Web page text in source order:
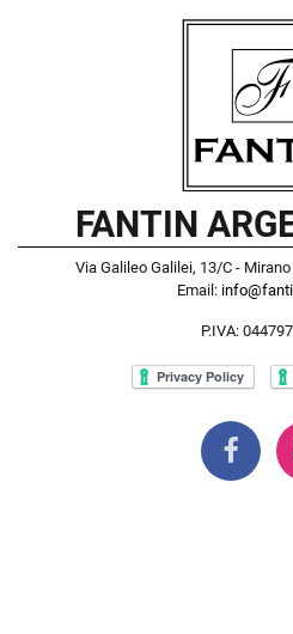
FANTIN
Via Galileo Galilei, 13/C -
Email:
P.IVA: